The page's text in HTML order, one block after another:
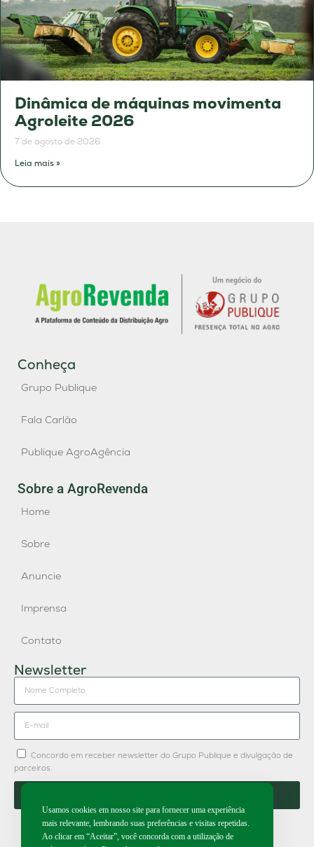
Dinâmica de máquinas movimenta
Agroleite 2026
7 de agosto de 2026
Leia mais »
Conheça
Grupo Publique
Fala Carlão
Publique AgroAgência
Sobre a AgroRevenda
Home
Sobre
Anuncie
Imprensa
Contato
Newsletter
Concordo em receber newsletter do Grupo Publique e divulgação de
parceiros.
Usamos cookies em nosso site para fornecer uma experiência
mais relevante, lembrando suas preferências e visitas repetidas.
Ao clicar em “Aceitar”, você concorda com a utilização de